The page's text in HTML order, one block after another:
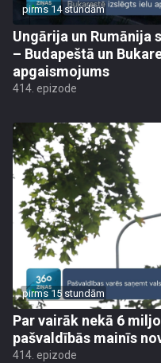
pirms 14 stundām
Ungārija un Rumānija
– Budapeštā un
apgaismojums
414. epizode
pirms 15 stundām
Par vairāk nekā 6
pašvaldībās mainīs
414. epizode